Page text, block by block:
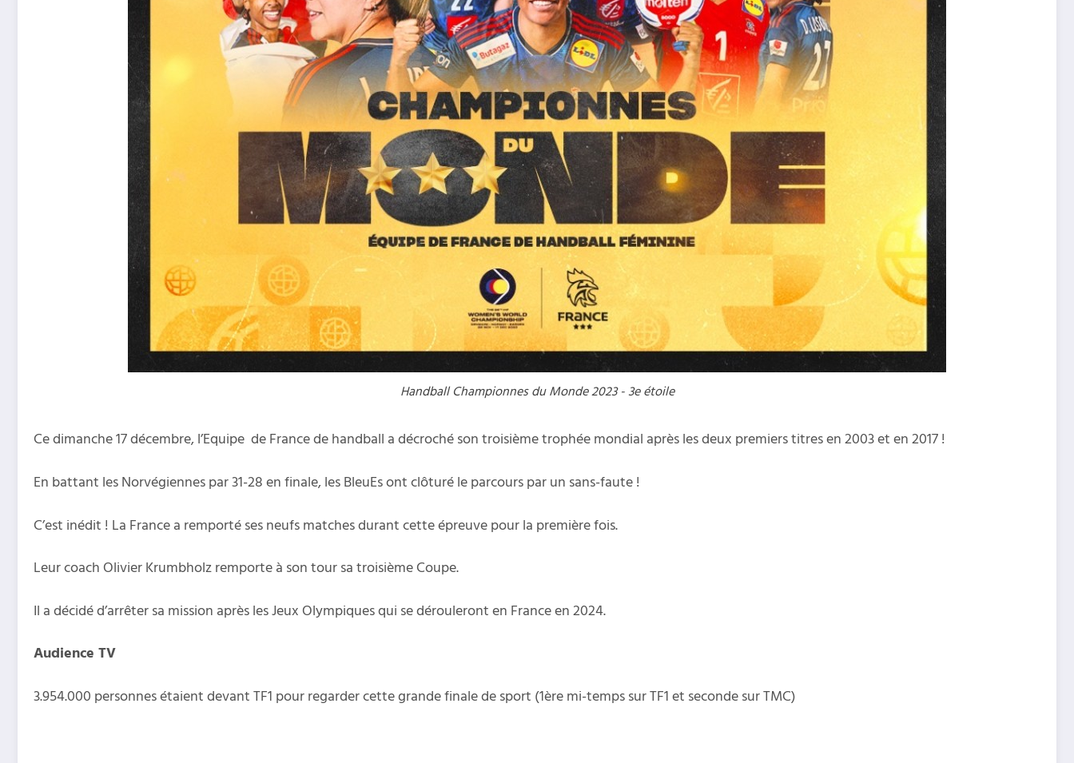
Handball Championnes du Monde 2023 - 3e étoile
Ce dimanche 17 décembre, l’Equipe de France de handball a décroché son troisième trophée mondial après les deux premiers titres en 2003 et en 2017 !
En battant les Norvégiennes par 31-28 en finale, les BleuEs ont clôturé le parcours par un sans-faute !
C’est inédit ! La France a remporté ses neufs matches durant cette épreuve pour la première fois.
Leur coach Olivier Krumbholz remporte à son tour sa troisième Coupe.
Il a décidé d’arrêter sa mission après les Jeux Olympiques qui se dérouleront en France en 2024.
Audience TV
3.954.000 personnes étaient devant TF1 pour regarder cette grande finale de sport (1ère mi-temps sur TF1 et seconde sur TMC)